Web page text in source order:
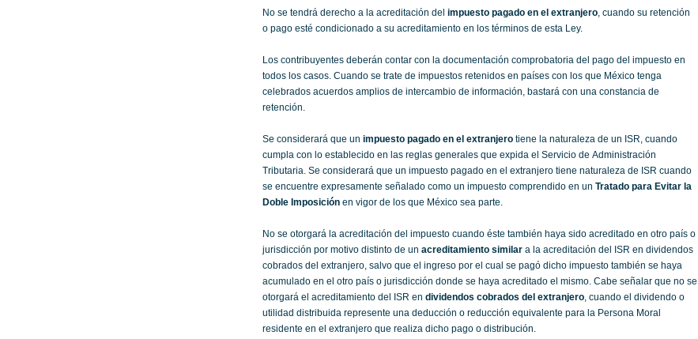
No se tendrá derecho a la acreditación del impuesto pagado en el extranjero, cuando su retención
o pago esté condicionado a su acreditamiento en los términos de esta Ley.
Los contribuyentes deberán contar con la documentación comprobatoria del pago del impuesto en
todos los casos. Cuando se trate de impuestos retenidos en países con los que México tenga
celebrados acuerdos amplios de intercambio de información, bastará con una constancia de
retención.
Se considerará que un impuesto pagado en el extranjero tiene la naturaleza de un ISR, cuando
cumpla con lo establecido en las reglas generales que expida el Servicio de Administración
Tributaria. Se considerará que un impuesto pagado en el extranjero tiene naturaleza de ISR cuando
se encuentre expresamente señalado como un impuesto comprendido en un Tratado para Evitar la
Doble Imposición en vigor de los que México sea parte.
No se otorgará la acreditación del impuesto cuando éste también haya sido acreditado en otro país o
jurisdicción por motivo distinto de un acreditamiento similar a la acreditación del ISR en dividendos
cobrados del extranjero, salvo que el ingreso por el cual se pagó dicho impuesto también se haya
acumulado en el otro país o jurisdicción donde se haya acreditado el mismo. Cabe señalar que no se
otorgará el acreditamiento del ISR en dividendos cobrados del extranjero, cuando el dividendo o
utilidad distribuida represente una deducción o reducción equivalente para la Persona Moral
residente en el extranjero que realiza dicho pago o distribución.